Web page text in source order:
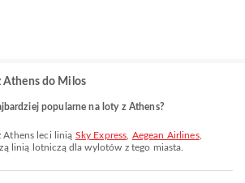
Athens do Milos
popularne na loty z Athens?
Athens leci linią Sky Express Aegean Airlines,
linią lotniczą dla wylotów z tego miasta.